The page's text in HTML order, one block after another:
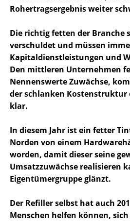
Rohertragsergebnis weiter
Die richtig fetten der Branche
verschuldet und müssen
Kapitaldienstleistungen und
Den mittleren Unternehmen
Nennenswerte Zuwächse,
der schlanken Kostenstruktur
klar.
In diesem Jahr ist ein fetter
Norden von einem
worden, damit dieser seine
Umsatzzuwächse realisieren
Eigentümergruppe glänzt.
Der Refiller selbst hat auch
Menschen helfen können,